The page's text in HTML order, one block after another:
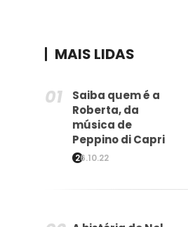
MAIS LIDAS
Saiba quem é a
Roberta, da
música de
Peppino di Capri
26.10.22